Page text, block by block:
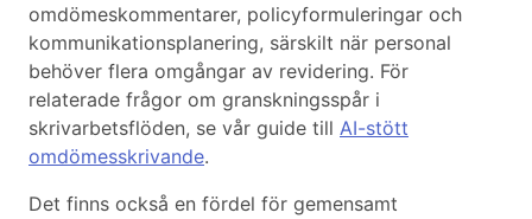
omdömeskommentarer, policyformuleringar och
kommunikationsplanering, särskilt när personal
behöver flera omgångar av revidering. För
relaterade frågor om granskningsspår i
skrivarbetsflöden, se vår guide till AI-stött
omdömesskrivande.
Det finns också en fördel för gemensamt